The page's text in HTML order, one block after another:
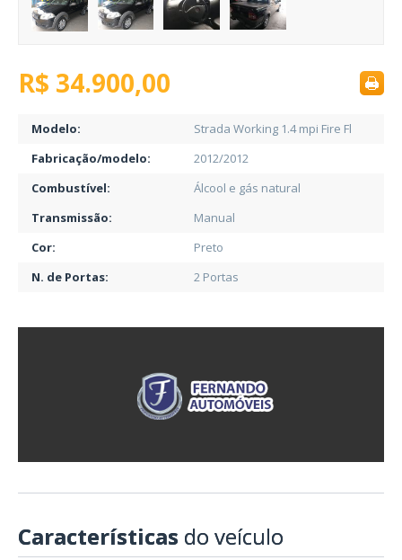
R$ 34.900,00
Modelo:
Strada Working 1.4 mpi Fire Fl
Fabricação/modelo:
2012/2012
Combustível:
Álcool e gás natural
Transmissão:
Manual
Cor:
Preto
N. de Portas:
2 Portas
Características do veículo